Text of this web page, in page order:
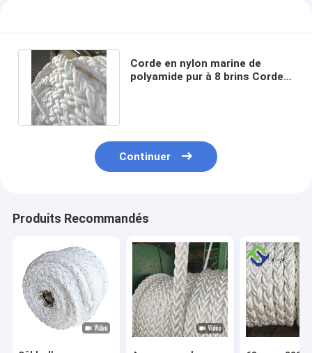
Corde en nylon marine de
polyamide pur à 8 brins Corde
Continuer
Produits Recommandés